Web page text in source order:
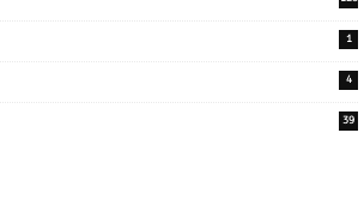
1
4
39